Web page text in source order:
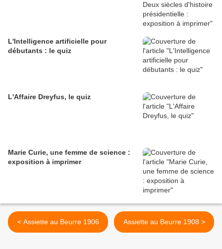
L'Intelligence artificielle pour
débutants : le quiz
L'Affaire Dreyfus, le quiz
Marie Curie, une femme de science :
exposition à imprimer
< Assiette au Beurre 1906 Assiette au Beurre 1908 >